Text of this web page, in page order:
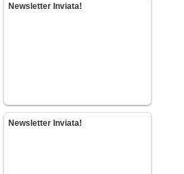
Newsletter Inviata!
Newsletter Inviata!